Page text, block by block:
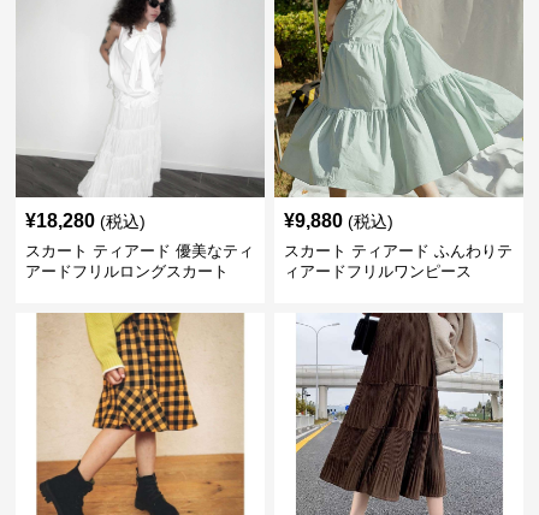
¥18,280 (税込)
スカート ティアード 優美なティ
アードフリルロングスカート
¥9,880 (税込)
スカート ティアード ふんわりテ
ィアードフリルワンピース